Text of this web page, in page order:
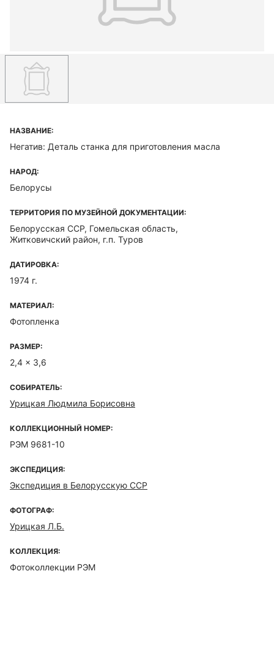
НАЗВАНИЕ:
Негатив: Деталь станка для приготовления масла
НАРОД:
Белорусы
ТЕРРИТОРИЯ ПО МУЗЕЙНОЙ ДОКУМЕНТАЦИИ:
Белорусская ССР, Гомельская область,
Житковичский район, г.п. Туров
ДАТИРОВКА:
1974 г.
МАТЕРИАЛ:
Фотопленка
РАЗМЕР:
2,4 x 3,6
СОБИРАТЕЛЬ:
Урицкая Людмила Борисовна
КОЛЛЕКЦИОННЫЙ НОМЕР:
РЭМ 9681-10
ЭКСПЕДИЦИЯ:
Экспедиция в Белорусскую ССР
ФОТОГРАФ:
Урицкая Л.Б.
КОЛЛЕКЦИЯ:
Фотоколлекции РЭМ